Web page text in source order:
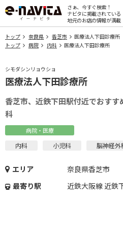
さぁ、今すぐ検索！
ナビタに掲載されている
地元のお店の情報が満載
トップ 奈良県 香芝市
医療法人下田診療所
トップ
病院 内科 医療法人下田診療所
シモダシンリョウショ
医療法人下田診療所
香芝市、近鉄下田駅付近でおす
科
病院・医療
内科 小児科 脳神経外
エリア
奈良県香芝市
最寄り駅
近鉄大阪線 近鉄